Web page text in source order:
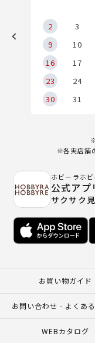
2
3
9
10
16
17
23
24
30
31
※各実店舗
ホビーラホ
公式アプ
サクサク
お買い物ガイド
お問い合わせ - よくあ
WEBカタログ